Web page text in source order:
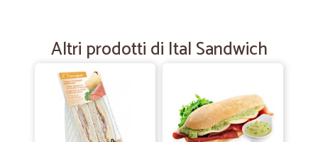
Consigliato!
Molto corretti nelle consegne, complimenti!
05/07/2022
—Sandra P.
Ho effettuato la spesa presso Cicalia…
Altri prodotti di Ital Sandwich